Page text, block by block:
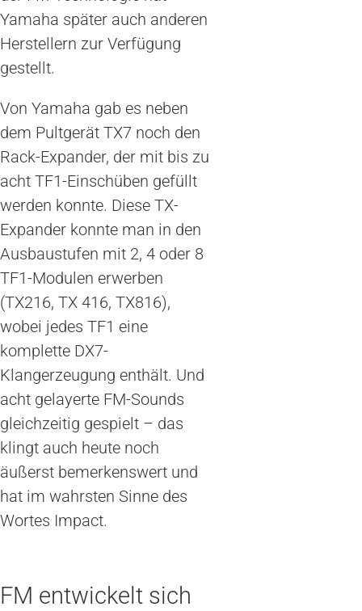
Yamaha später auch anderen
Herstellern zur Verfügung
gestellt.
Von Yamaha gab es neben
dem Pultgerät TX7 noch den
Rack-Expander, der mit bis zu
acht TF1-Einschüben gefüllt
werden konnte. Diese TX-
Expander konnte man in den
Ausbaustufen mit 2, 4 oder 8
TF1-Modulen erwerben
(TX216, TX 416, TX816),
wobei jedes TF1 eine
komplette DX7-
Klangerzeugung enthält. Und
acht gelayerte FM-Sounds
gleichzeitig gespielt – das
klingt auch heute noch
äußerst bemerkenswert und
hat im wahrsten Sinne des
Wortes Impact.
FM entwickelt sich